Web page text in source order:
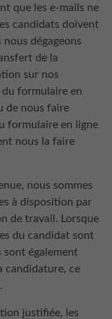
que les e-mails ne
candidats doivent
dégageons
de la
sur nos
du formulaire en
de nous faire
formulaire en ligne
nous la faire
nous sommes
à disposition par
de travail. Lorsque
du candidat sont
sont également
candidature, ce
justifiée, les